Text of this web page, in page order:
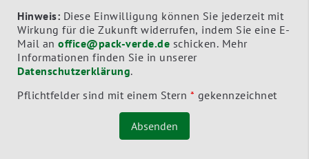
Hinweis: Diese Einwilligung können Sie jederzeit mit
Wirkung für die Zukunft widerrufen, indem Sie eine E-
Mail an office@pack-verde.de
Informationen finden Sie in unserer
Datenschutzerklärung.
Pflichtfelder sind mit einem Stern * gekennzeichnet
Absenden